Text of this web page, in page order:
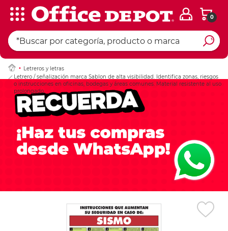
0
Letreros y letras
Letrero / señalización marca Sablon de alta visibilidad. Identifica zonas, riesgos
o instrucciones en oficinas, bodegas y áreas comunes. Material resistente al uso
prolongado.
Ingresar Codigo